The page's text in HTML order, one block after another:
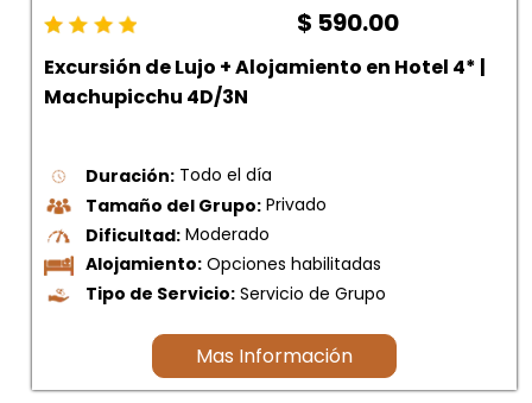
$ 590.00
Excursión de Lujo + Alojamiento en Hotel 4* |
Machupicchu 4D/3N
Duración: Todo el día
Tamaño del Grupo: Privado
Dificultad: Moderado
Alojamiento: Opciones habilitadas
Tipo de Servicio: Servicio de Grupo
Mas Información